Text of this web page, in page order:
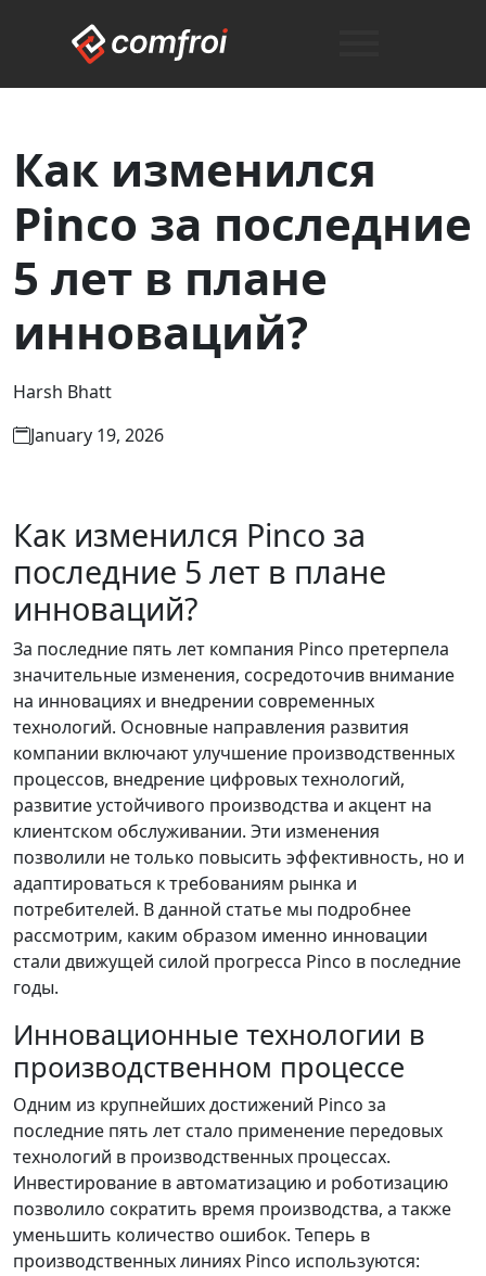
Как изменился
Pinco за последние
5 лет в плане
инноваций?
Harsh Bhatt
January 19, 2026
Как изменился Pinco за
последние 5 лет в плане
инноваций?
За последние пять лет компания Pinco претерпела
значительные изменения, сосредоточив внимание
на инновациях и внедрении современных
технологий. Основные направления развития
компании включают улучшение производственных
процессов, внедрение цифровых технологий,
развитие устойчивого производства и акцент на
клиентском обслуживании. Эти изменения
позволили не только повысить эффективность, но и
адаптироваться к требованиям рынка и
потребителей. В данной статье мы подробнее
рассмотрим, каким образом именно инновации
стали движущей силой прогресса Pinco в последние
годы.
Инновационные технологии в
производственном процессе
Одним из крупнейших достижений Pinco за
последние пять лет стало применение передовых
технологий в производственных процессах.
Инвестирование в автоматизацию и роботизацию
позволило сократить время производства, а также
уменьшить количество ошибок. Теперь в
производственных линиях Pinco используются: